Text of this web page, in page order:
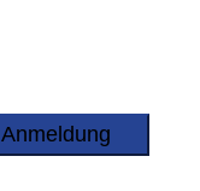
Anmeldung